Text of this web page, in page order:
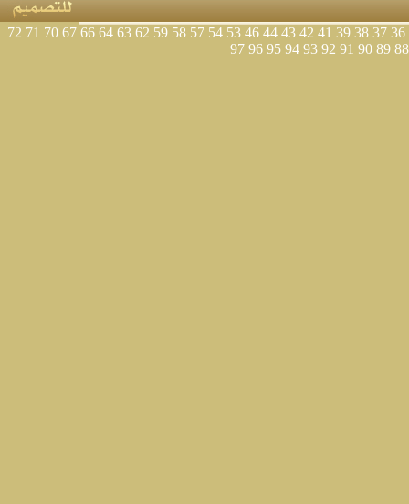
36
37
38
39
41
42
43
44
46
53
54
57
58
59
62
63
64
66
67
70
71
72
88
89
90
91
92
93
94
95
96
97